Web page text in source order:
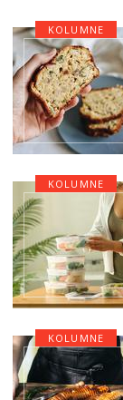
KOLUMNE
KOLUMNE
KOLUMNE